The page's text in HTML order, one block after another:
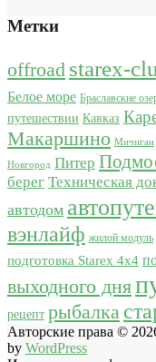
Метки
offroad starex-
Белое море Браславские
путешествии Кавказ
Макаршино Мичиган
Новгород Питер
берег Техническая
автодом
вэнлайф жилой модуль
подготовка Starex 4x4
выходного дня
рецепт рыбалка
Авторские права ©
by WordPress